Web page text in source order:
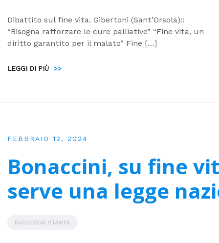
Dibattito sul fine vita. Gibertoni (Sant’Orsola)::
“Bisogna rafforzare le cure palliative” “Fine vita, un
diritto garantito per il malato” Fine […]
LEGGI DI PIÙ >>
FEBBRAIO 12, 2024
Bonaccini, su fine
serve una legge
RASSEGNA STAMPA